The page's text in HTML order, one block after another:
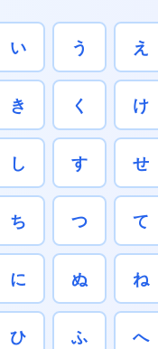
い う え
き く け
し す せ
ち つ て
に ぬ ね
ひ ふ へ